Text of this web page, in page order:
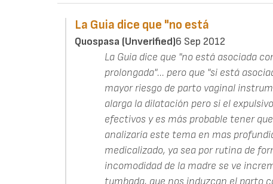
La Guia dice que "no está
Quospasa (unverified)6 Sep 2012
La Guia dice que "no está asociada
prolongada"... pero que "si está
mayor riesgo de parto vaginal
alarga la dilatación pero si el
efectivos y es más probable tener
analizaría este tema en mas
medicalizado, ya sea por rutina de
incomodidad de la madre se ve
tumbada, que nos induzcan el parto